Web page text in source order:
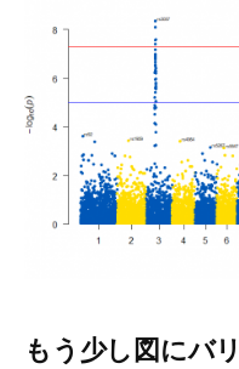
もう少し図にバ